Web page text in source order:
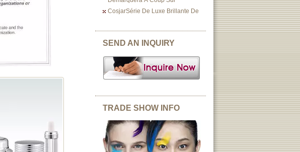
CosjarSérie De Luxe Brillante De
SEND AN INQUIRY
TRADE SHOW INFO